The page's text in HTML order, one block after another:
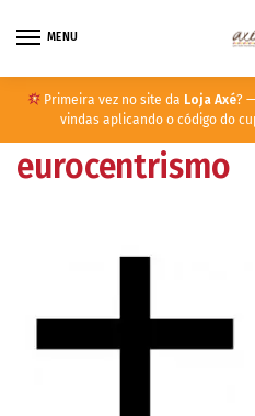
MENU
Primeira vez no site da Loja Axé?
vindas aplicando o código do
eurocentrismo